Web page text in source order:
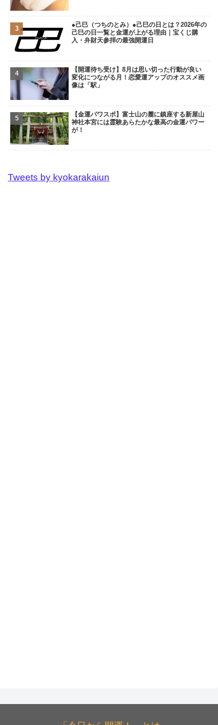
●己巳（つちのとみ）●己巳の日とは？2026年の
己巳の日一覧と金運が上がる理由｜宝くじ購
入・弁財天参拝の最強開運日
【開運待ち受け】8月は思い切った行動が良い
変化につながる月！恋愛運アップのオススメ画
像は「駅」
【金運パワスポ】富士山の麓に鎮座する新屋山
神社本宮には霊験あらたかな最高の金運パワー
が！
Tweets by kyokarakaiun